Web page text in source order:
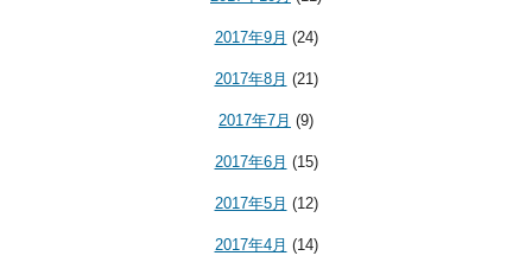
2017年9月 (24)
2017年8月 (21)
2017年7月 (9)
2017年6月 (15)
2017年5月 (12)
2017年4月 (14)